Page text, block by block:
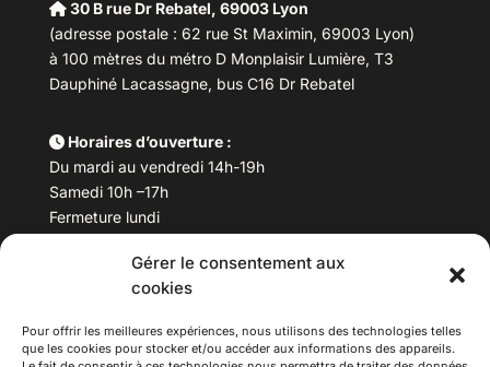
Gérer le consentement aux
cookies
Pour offrir les meilleures expériences, nous utilisons des technologies telles
que les cookies pour stocker et/ou accéder aux informations des appareils.
30 B rue Dr Rebatel, 69003 Lyon
(adresse postale : 62 rue St Maximin, 69003 Lyon)
à 100 mètres du métro D Monplaisir Lumière, T3
Dauphiné Lacassagne, bus C16 Dr Rebatel
Horaires d’ouverture :
Du mardi au vendredi 14h-19h
Samedi 10h –17h
Fermeture lundi
Téléphone : 04 78 53 06 40
maisondesculturesasiatiques@asiexpo.com